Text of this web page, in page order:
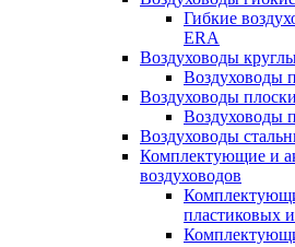
Гибкие
ERA
Воздуховоды
Воздуховоды
Воздуховоды
Воздуховоды
Воздуховоды
Комплектующие и
воздуховодов
пластиковых